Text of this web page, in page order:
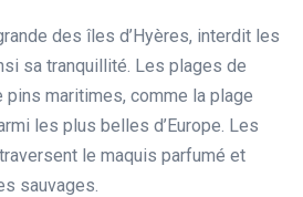
des îles d’Hyères, interdit les
sa tranquillité. Les plages de
maritimes, comme la plage
les plus belles d’Europe. Les
le maquis parfumé et
sauvages.